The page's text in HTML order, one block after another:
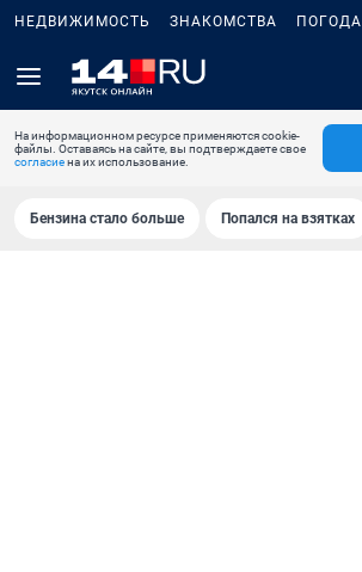
НЕДВИЖИМОСТЬ ЗНАКОМСТВА ПОГОДА
На информационном ресурсе применяются cookie-
файлы. Оставаясь на сайте, вы подтверждаете свое
согласиена их использование.
Бензина стало больше Попался на взятках